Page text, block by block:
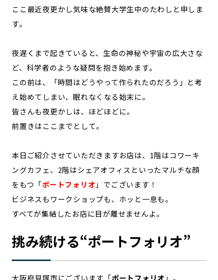
ここ最近夜更かし気味な絶賛大学生中のたわしと申しま
す。
夜遅くまで起きていると、生命の神秘や宇宙の広大さな
ど、科学者のような疑問を抱き始めます。
この前は、「時間はどうやって作られたのだろう」と考
え始めてしまい、眠れなくなる始末に。
皆さんも夜更かしは、ほどほどに。
前置きはここまでとして。
本日ご紹介させていただきますお店は、1階はコワーキ
ングカフェ、2階はシェアオフィスといったマルチな顔
をもつ「ポートフォリオ 」でございます！
ビジネスもワークショップも、ホッと一息も。
すべてが集結したお店に目が離せませんよ。
挑み続ける“ポートフォリオ”
大阪府貝塚市にございます「ポートフォリオ 」。